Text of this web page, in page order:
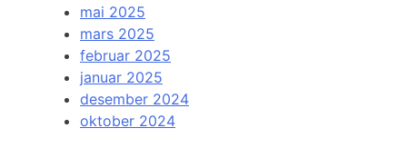
mai 2025
mars 2025
februar 2025
januar 2025
desember 2024
oktober 2024